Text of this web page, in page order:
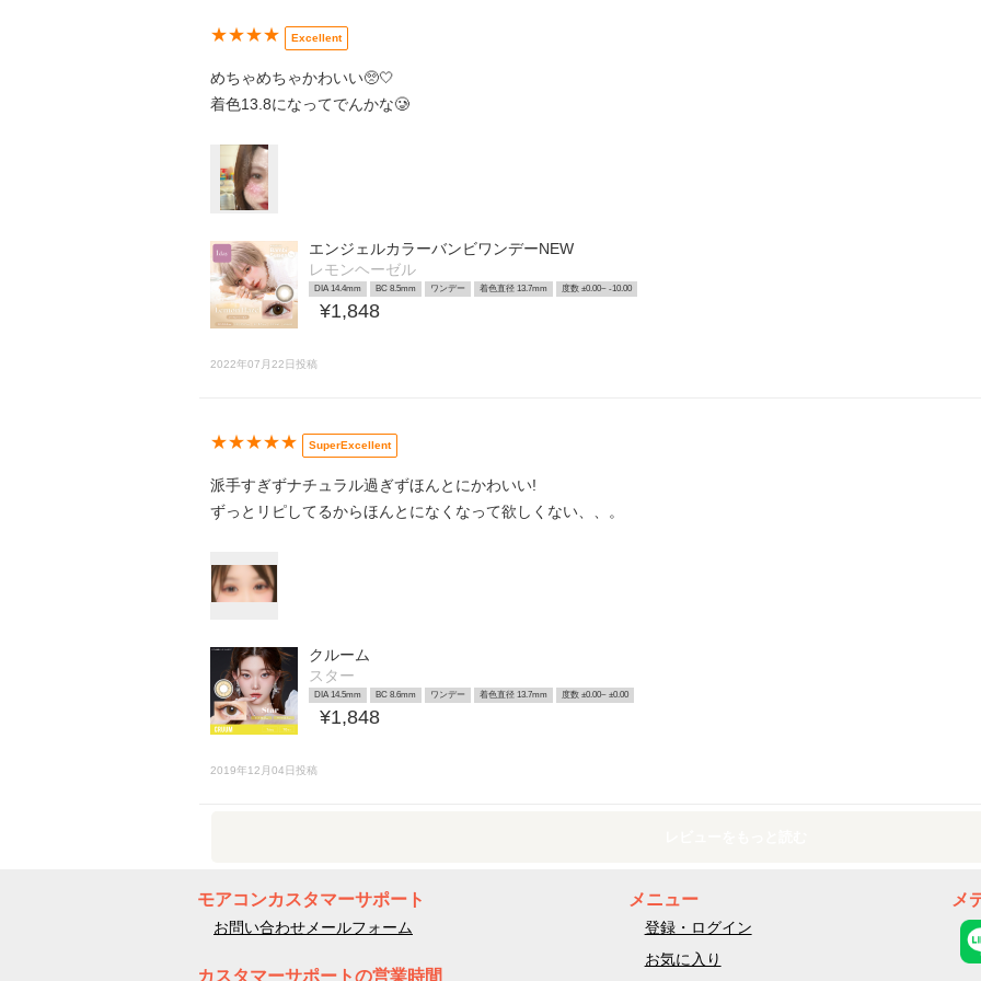
★★★★ Excellent
めちゃめちゃかわいい🥺🤍
着色13.8になってでんかな🥲
エンジェルカラーバンビワンデーNEW
レモンヘーゼル
DIA 14.4mm BC 8.5mm ワンデー 着色直径 13.7mm 度数 ±0.00~ -10.00
¥1,848
2022年07月22日投稿
★★★★★ SuperExcellent
派手すぎずナチュラル過ぎずほんとにかわいい!
ずっとリピしてるからほんとになくなって欲しくない、、。
クルーム
スター
DIA 14.5mm BC 8.6mm ワンデー 着色直径 13.7mm 度数 ±0.00~ ±0.00
¥1,848
2019年12月04日投稿
モアコンカスタマーサポート
お問い合わせメールフォーム
カスタマーサポートの営業時間
メニュー
登録・ログイン
お気に入り
メ